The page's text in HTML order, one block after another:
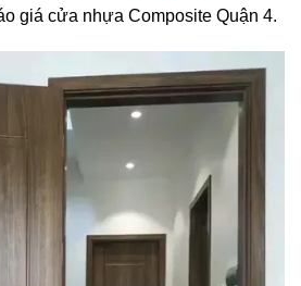
giá cửa nhựa Composite Quận 4.